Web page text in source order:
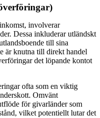
involverar
Dessa inkluderar utländskt
till sina
är knutna till direkt handel
det löpande kontot
ofta som en viktig
Omvänt
för givarländer som
vilket potentiellt lutar det